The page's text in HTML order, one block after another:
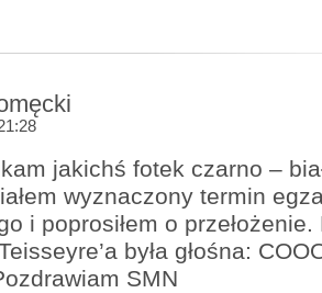
jakichś fotek czarno –
wyznaczony termin
i poprosiłem o
była głośna:
SMN